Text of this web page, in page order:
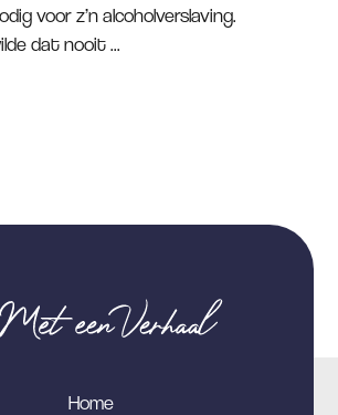
voor z’n alcoholverslaving.
dat nooit ...
Home